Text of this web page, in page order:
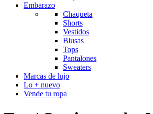
Embarazo
Chaqueta
Shorts
Vestidos
Blusas
Tops
Pantalones
Sweaters
Marcas de lujo
Lo + nuevo
Vende tu ropa